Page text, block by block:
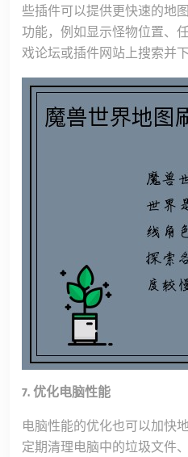
些插件可以提供更快速的地
功能，例如显示怪物位置、
戏论坛或插件网站上搜索并
7. 优化电脑性能
电脑性能的优化也可以加快
定期清理电脑中的垃圾文件